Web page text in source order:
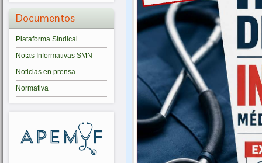
Documentos
Plataforma Sindical
Notas Informativas SMN
Noticias en prensa
Normativa